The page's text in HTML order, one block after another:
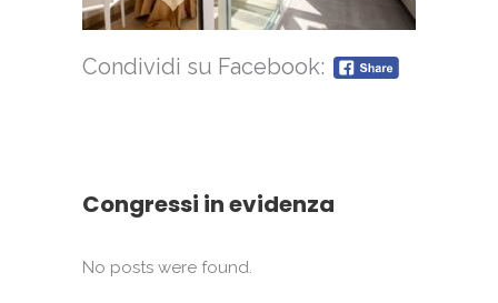
Condividi su Facebook:
Congressi in evidenza
No posts were found.